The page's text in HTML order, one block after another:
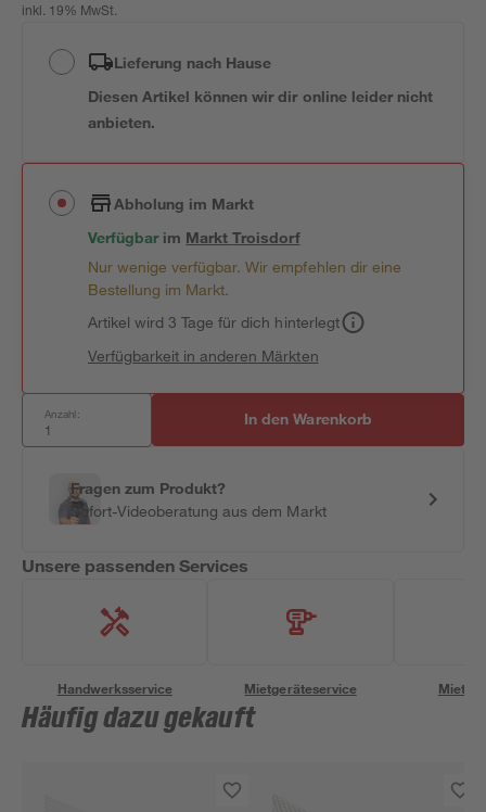
inkl. 19% MwSt.
Lieferung nach Hause
Diesen Artikel können wir dir online leider nicht
anbieten.
Abholung im Markt
Verfügbar im MarktTroisdorf
Nur wenige verfügbar. Wir empfehlen dir eine
Bestellung im Markt.
Artikel wird 3 Tage für dich hinterlegt
Verfügbarkeit in anderen Märkten
Anzahl: In den Warenkorb
Fragen zum Produkt?
Sofort-Videoberatung aus dem Markt
Unsere passenden Services
Handwerksservice Mietgeräteservice
Häufig dazu gekauft